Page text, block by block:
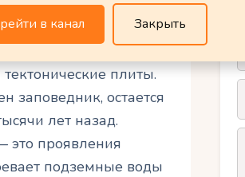
назад. Остров Сан-
сталкиваются
плиты.
заповедник, остается
лет назад.
это проявления
подземные воды
в канал Закрыть